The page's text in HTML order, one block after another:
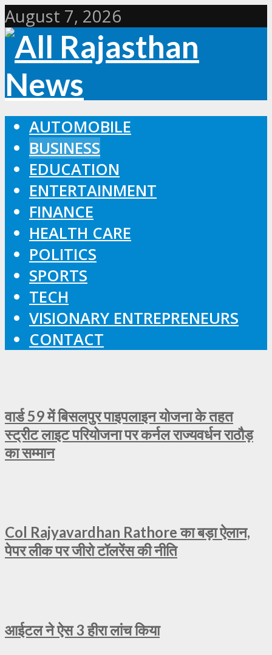
August 7, 2026
AUTOMOBILE
BUSINESS
EDUCATION
ENTERTAINMENT
FINANCE
HEALTH CARE
POLITICS
SPORTS
TECH
VISIONARY ENTREPRENEURS
CONTACT
वार्ड 59 में बिसलपुर पाइपलाइन योजना के तहत
स्ट्रीट लाइट परियोजना पर कर्नल राज्यवर्धन राठौड़
का सम्मान
Col Rajyavardhan Rathore का बड़ा ऐलान,
पेपर लीक पर जीरो टॉलरेंस की नीति
आईटल ने ऐस 3 हीरा लांच किया